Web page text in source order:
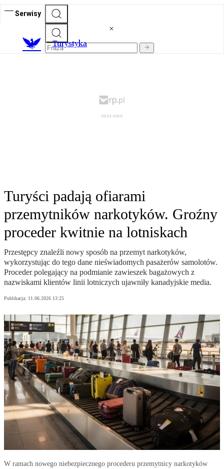
Serwisy
Turystyka
Turyści padają ofiarami
przemytników narkotyków. Groźny
proceder kwitnie na lotniskach
Przestępcy znaleźli nowy sposób na przemyt narkotyków,
wykorzystując do tego dane nieświadomych pasażerów samolotów.
Proceder polegający na podmianie zawieszek bagażowych z
nazwiskami klientów linii lotniczych ujawniły kanadyjskie media.
Publikacja: 11.06.2026 13:25
W ramach nowego niebezpiecznego procederu przemytnicy narkotyków